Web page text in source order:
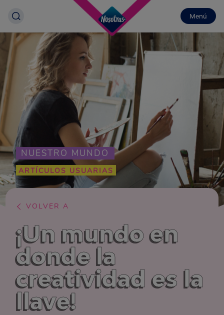
Menú
NUESTRO MUNDO
ARTÍCULOS USUARIAS
VOLVER A
¡Un mundo en
donde la
creatividad es la
llave!